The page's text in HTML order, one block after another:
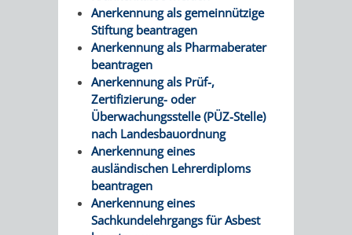
PRESSE-
Anerkennung als gemeinnützige
Stiftung beantragen
Anerkennung als Pharmaberater
beantragen
Anerkennung als Prüf-,
Zertifizierung- oder
Überwachungsstelle (PÜZ-Stelle)
nach Landesbauordnung
Anerkennung eines
ausländischen Lehrerdiploms
beantragen
Anerkennung eines
Sachkundelehrgangs für Asbest